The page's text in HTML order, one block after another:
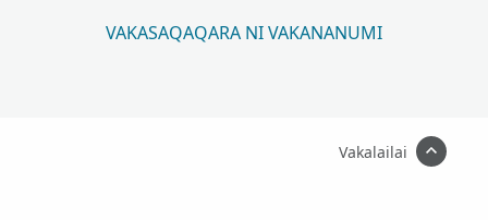
VAKASAQAQARA NI VAKANANUMI
Vakalailai